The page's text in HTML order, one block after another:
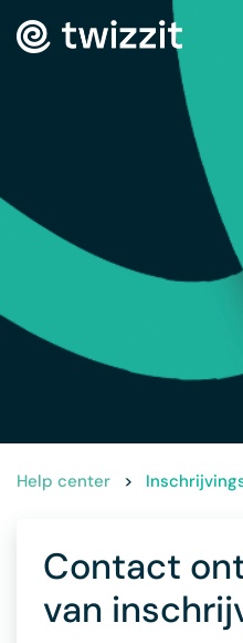
Help center >
Contact
van